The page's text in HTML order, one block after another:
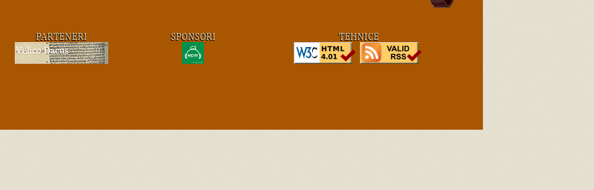
PARTENERI SPONSORI TEHNICE